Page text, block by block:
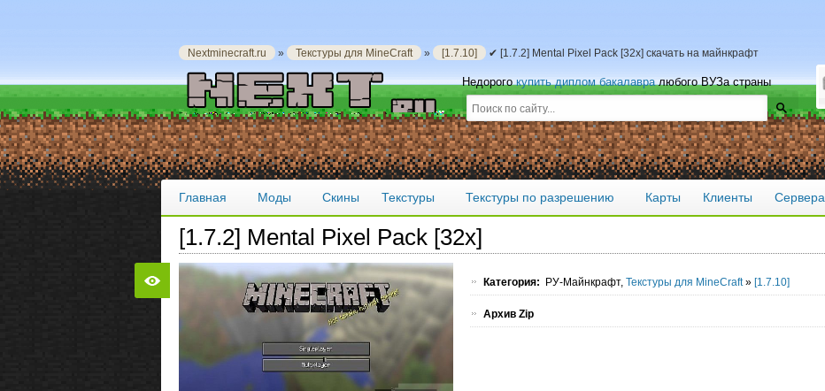
Nextminecraft.ru » Текстуры для MineCraft » [1.7.10] ✔ [1.7.2] Mental Pixel Pack [32x] скачать на майнкрафт
Недорогокупить диплом бакалавралюбого ВУЗа страны
Главная Моды Скины Текстуры Текстуры по разрешению Карты Клиенты Сервера
[1.7.2] Mental Pixel Pack [32x]
Категория: РУ-Майнкрафт, Текстуры для MineCraft» [1.7.10]
Архив Zip